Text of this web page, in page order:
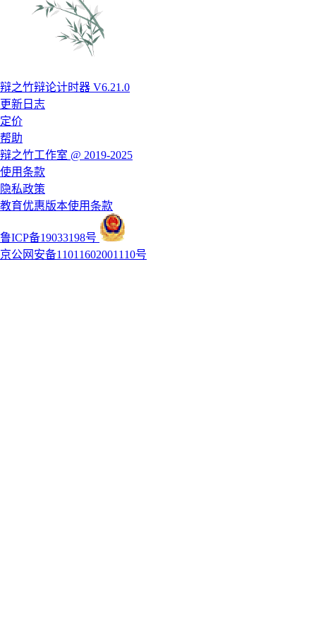
辩之竹辩论计时器 V6.21.0
更新日志
定价
帮助
辩之竹工作室 @ 2019-2025
使用条款
隐私政策
教育优惠版本使用条款
鲁ICP备19033198号
京公网安备11011602001110号